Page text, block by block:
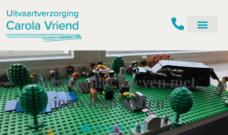
naar
de
inhoud
‘Mama, mag ik even met
jouw lego spelen?’
februari 8, 2026